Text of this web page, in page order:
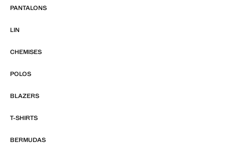
PANTALONS
LIN
CHEMISES
POLOS
BLAZERS
T-SHIRTS
BERMUDAS